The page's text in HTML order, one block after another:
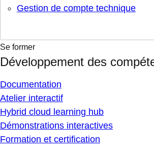
Gestion de compte technique
Se former
Développement des
Documentation
Atelier interactif
Hybrid cloud learning hub
Démonstrations interactives
Formation et certification